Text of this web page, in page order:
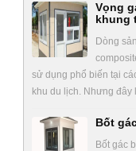
Vọng
khung
Dòng
sử dụng phổ biến tại
khu du lịch. Nhưng
Bốt
Bốt gác